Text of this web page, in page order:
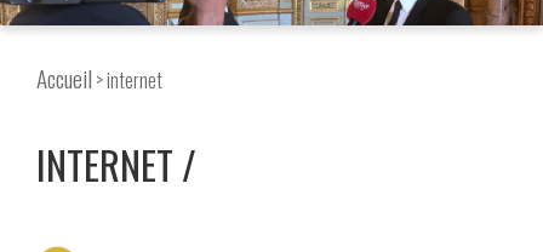
Accueil > internet
INTERNET